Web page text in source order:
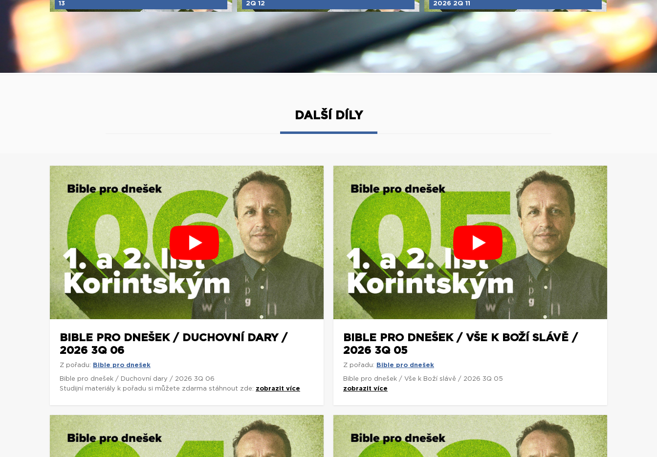
13
2Q 12
2026 2Q 11
DALŠÍ DÍLY
BIBLE PRO DNEŠEK / DUCHOVNÍ DARY /
2026 3Q 06
Z pořadu: Bible pro dnešek
Bible pro dnešek / Duchovní dary / 2026 3Q 06
Studijní materiály k pořadu si můžete zdarma stáhnout zde: zobrazit více
BIBLE PRO DNEŠEK / VŠE K BOŽÍ SLÁVĚ /
2026 3Q 05
Z pořadu: Bible pro dnešek
Bible pro dnešek / Vše k Boží slávě / 2026 3Q 05
zobrazit více